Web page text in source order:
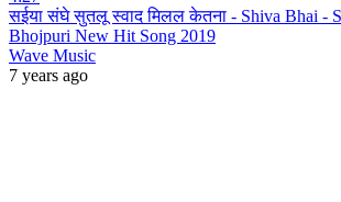
सईया संघे सुतलू स्वाद मिलल केतना - Shiva Bhai -
Bhojpuri New Hit Song 2019
Wave Music
7 years ago